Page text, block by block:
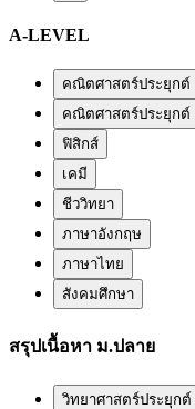
A-LEVEL
คณิตศาสตร์ประยุกต์
คณิตศาสตร์ประยุกต์
ฟิสิกส์
เคมี
ชีววิทยา
ภาษาอังกฤษ
ภาษาไทย
สังคมศึกษา
สรุปเนื้อหา ม.ปลาย
วิทยาศาสตร์ประยุกต์